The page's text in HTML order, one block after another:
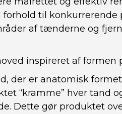
til konkurrerende
af tænderne og
inspireret af formen
der er anatomisk
“kramme” hver tand
Dette gør produktet